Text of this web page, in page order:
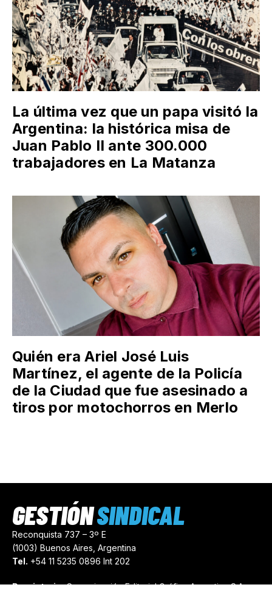
La última vez que un papa visitó la
Argentina: la histórica misa de
Juan Pablo II ante 300.000
trabajadores en La Matanza
Quién era Ariel José Luis
Martínez, el agente de la Policía
de la Ciudad que fue asesinado a
tiros por motochorros en Merlo
Reconquista 737 – 3º E
(1003) Buenos Aires, Argentina
Tel. +54 11 5235 0896 Int 202
Propietario:Comunicación Editorial Gráfica Argentina S.A.
GESTIÓNSINDICAL